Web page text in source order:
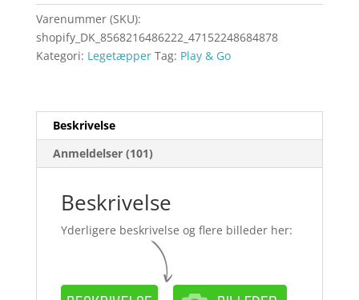
Varenummer (SKU):
shopify_DK_8568216486222_47152248684878
Kategori: Legetæpper Tag: Play & Go
Beskrivelse
Anmeldelser (101)
Beskrivelse
Yderligere beskrivelse og flere billeder her: